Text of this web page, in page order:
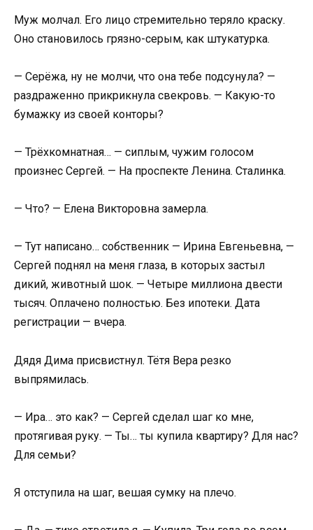
Муж молчал. Его лицо стремительно теряло краску.
Оно становилось грязно-серым, как штукатурка.
— Серёжа, ну не молчи, что она тебе подсунула? —
раздраженно прикрикнула свекровь. — Какую-то
бумажку из своей конторы?
— Трёхкомнатная… — сиплым, чужим голосом
произнес Сергей. — На проспекте Ленина. Сталинка.
— Что? — Елена Викторовна замерла.
— Тут написано… собственник — Ирина Евгеньевна, —
Сергей поднял на меня глаза, в которых застыл
дикий, животный шок. — Четыре миллиона двести
тысяч. Оплачено полностью. Без ипотеки. Дата
регистрации — вчера.
Дядя Дима присвистнул. Тётя Вера резко
выпрямилась.
— Ира… это как? — Сергей сделал шаг ко мне,
протягивая руку. — Ты… ты купила квартиру? Для нас?
Для семьи?
Я отступила на шаг, вешая сумку на плечо.